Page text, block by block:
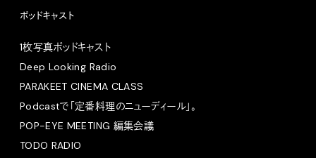
ポッドキャスト
1枚写真ポッドキャスト
Deep Looking Radio
PARAKEET CINEMA CLASS
Podcastで「定番料理のニューディール」。
POP-EYE MEETING 編集会議
TODO RADIO